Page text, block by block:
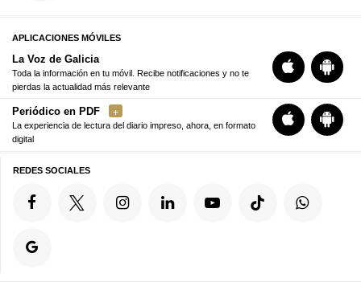
APLICACIONES MÓVILES
La Voz de Galicia
Toda la información en tu móvil. Recibe notificaciones y no te
pierdas la actualidad más relevante
Periódico en PDF
La experiencia de lectura del diario impreso, ahora, en formato
digital
REDES SOCIALES